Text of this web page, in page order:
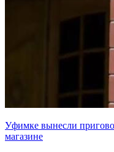
Уфимке вынесли
магазине